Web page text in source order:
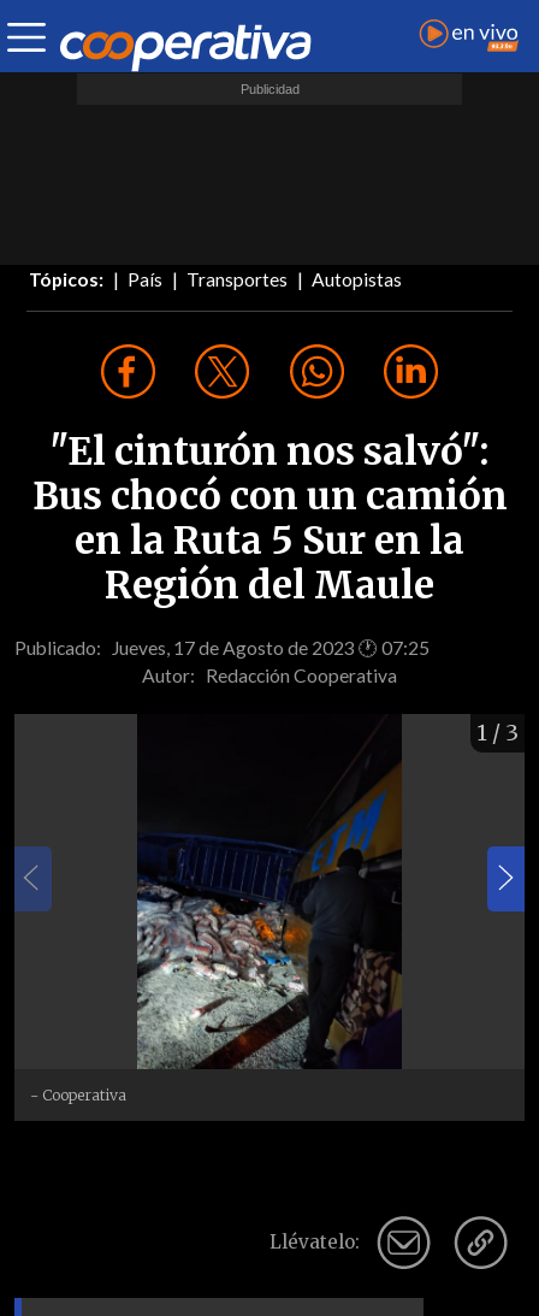
Tópicos: País Transportes Autopistas
"El cinturón nos salvó":
Bus chocó con un camión
en la Ruta 5 Sur en la
Región del Maule
Publicado: Jueves, 17 de Agosto de 2023 🕐 07:25
Autor: Redacción Cooperativa
1 / 3
- Cooperativa
Llévatelo: